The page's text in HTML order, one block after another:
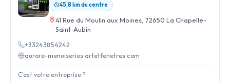
45,8 km du centre
41 Rue du Moulin aux Moines, 72650 La Chapelle-
Saint-Aubin
+33243854242
aurore-menuiseries.artetfenetres.com
C'est votre entreprise ?